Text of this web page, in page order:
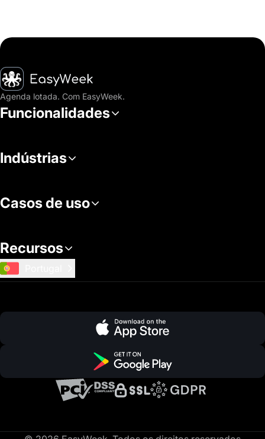
Página inicial
Agenda lotada. Com EasyWeek.
Funcionalidades
Indústrias
Casos de uso
Recursos